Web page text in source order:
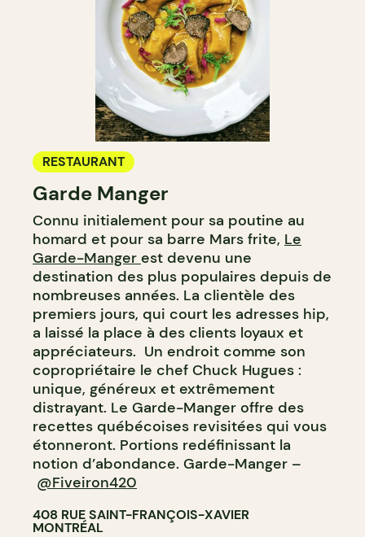
RESTAURANT
Garde Manger
Connu initialement pour sa poutine au
homard et pour sa barre Mars frite, Le
Garde-Manger est devenu une
destination des plus populaires depuis de
nombreuses années. La clientèle des
premiers jours, qui court les adresses hip,
a laissé la place à des clients loyaux et
appréciateurs. Un endroit comme son
copropriétaire le chef Chuck Hugues :
unique, généreux et extrêmement
distrayant. Le Garde-Manger offre des
recettes québécoises revisitées qui vous
étonneront. Portions redéfinissant la
notion d’abondance. Garde-Manger –
@Fiveiron420
408 RUE SAINT-FRANÇOIS-XAVIER
MONTRÉAL